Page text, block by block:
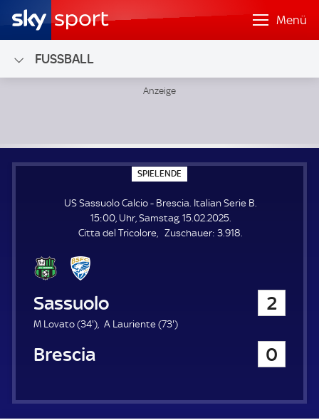
Menü
FUSSBALL
SPIELENDE
P
E
L
E
N
US Sassuolo Calcio - Brescia. Italian Serie B.
15:00, Uhr, Samstag, 15.02.2025.
Citta del Tricolore
Zuschauer: Z
3.918.
US Sassuolo Calcio 2
M Lovato (34'3
.
) A Lauriente (73'7
)
Brescia 0